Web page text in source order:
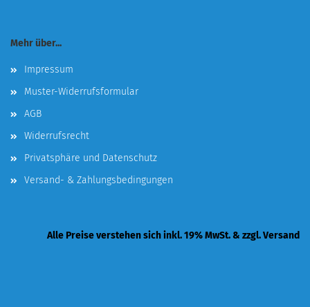
Mehr über...
Impressum
Muster-Widerrufsformular
AGB
Widerrufsrecht
Privatsphäre und Datenschutz
Versand- & Zahlungsbedingungen
Alle Preise verstehen sich inkl. 19% MwSt. & zzgl. Versand